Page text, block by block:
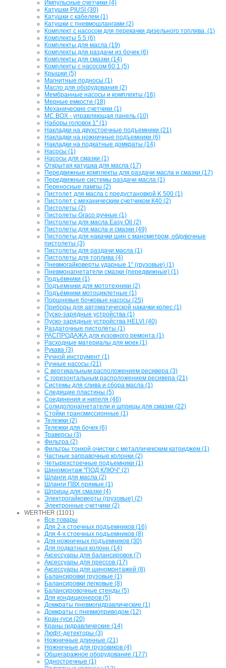
Импульсные счетчики (4)
Катушки PIUSI (30)
Катушки с кабелем (1)
Катушки с пневмошлангами (2)
Комплект с насосом для перекачки дизельного топлива, (1)
Комплекты 5.5 (6)
Комплекты для масла (19)
Комплекты для раздачи из бочек (6)
Комплекты для смазки (14)
Комплекты с насосом 60:1 (5)
Крышки (5)
Магнитные подносы (1)
Масло для оборудования (2)
Мембранные насосы и комплекты (16)
Мерные емкости (18)
Механические счетчики (1)
МС BOX - управляющая панель (10)
Наборы головок 1" (1)
Накладки на двухстоечные подъемники (21)
Накладки на ножничные подъемники (6)
Накладки на подкатные домкраты (14)
Насосы (1)
Насосы для смазки (1)
Открытая катушка для масла (17)
Передвижные комплекты для раздачи масла и смазки (17)
Передвижные системы раздачи масла (1)
Переносные лампы (2)
Пистолет для масла с предустановкой K 500 (1)
Пистолет с механическим счетчиком К40 (2)
Пистолеты (2)
Пистолеты Graco ручные (1)
Пистолеты для масла Easy Oil (2)
Пистолеты для масла и смазки (49)
Пистолеты для накачки шин с манометром, обдувочные
пистолеты (3)
Пистолеты для раздачи масла (1)
Пистолеты для топлива (4)
Пневмогайковерты ударные 1" (грузовые) (1)
Пневмонагнетатели смазки (передвижные) (1)
Подъёмники (1)
Подъемники для мототехники (2)
Подъёмники мотоциклетные (1)
Поршневые бочковые насосы (25)
Приборы для автоматической накачки колес (1)
Пуско-зарядные устройства (1)
Пуско-зарядные устройства HELVI (40)
Раздаточные пистолеты (1)
РАСПРОДАЖА для кузовного ремонта (1)
Расходные материалы для моек (1)
Рукава (3)
Ручной инструмент (1)
Ручные насосы (21)
С вертикальным расположением ресивера (3)
С горизонтальным расположением ресивера (21)
Системы для слива и сбора масла (1)
Следящие пластины (5)
Соединения и нипеля (46)
Солидолонагнетатели и шприцы для смазки (22)
Стойки трансмиссионные (1)
Тележки (2)
Тележки для бочек (6)
Траверсы (3)
Фильтра (2)
Фильтры тонкой очистки с металличекским катриджем (1)
Частные заправочные колонки (2)
Четырехстоечные подъемники (1)
Шиномонтаж "ПОД КЛЮЧ" (2)
Шланги для масла (2)
Шланги ПВХ прямые (1)
Шприцы для смазки (4)
Электрогайковерты (грузовые) (2)
Электронные счетчики (2)
WERTHER (1101)
Все товары
Для 2-х стоечных подъемников (16)
Для 4-х стоечных подъемников (8)
Для ножничных подъемников (30)
Для подкатных колонн (14)
Аксессуары для балансировок (7)
Аксессуары для прессов (17)
Аксессуары для шиномонтажей (8)
Балансировки грузовые (1)
Балансировки легковые (8)
Балансировочные стенды (5)
Для кондиционеров (5)
Домкраты пневмогидравлические (1)
Домкраты с пневмоприводом (12)
Кран-гуси (20)
Краны гидравлические (14)
Люфт-детекторы (3)
Ножничные длинные (21)
Ножничные для грузовиков (4)
Общегаражное оборудование (177)
Одностоечные (1)